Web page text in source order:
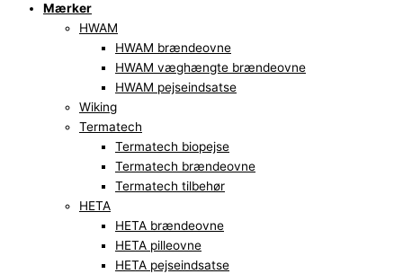
Mærker
HWAM
HWAM brændeovne
HWAM væghængte brændeovne
HWAM pejseindsatse
Wiking
Termatech
Termatech biopejse
Termatech brændeovne
Termatech tilbehør
HETA
HETA brændeovne
HETA pilleovne
HETA pejseindsatse